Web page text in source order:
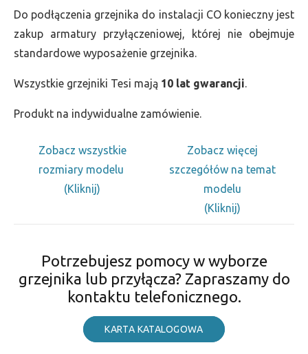
Do podłączenia grzejnika do instalacji CO konieczny jest
zakup armatury przyłączeniowej, której nie obejmuje
standardowe wyposażenie grzejnika.
Wszystkie grzejniki Tesi mają 10 lat gwarancji.
Produkt na indywidualne zamówienie.
Zobacz wszystkie
rozmiary modelu
(Kliknij)
Zobacz więcej
szczegółów na temat
modelu
(Kliknij)
Potrzebujesz pomocy w wyborze
grzejnika lub przyłącza? Zapraszamy do
kontaktu telefonicznego.
KARTA KATALOGOWA